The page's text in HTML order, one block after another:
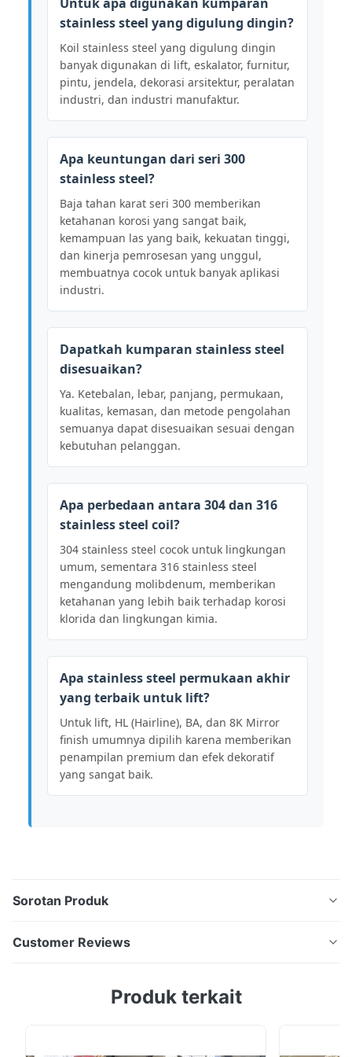
stainless steel yang digulung dingin?
Koil stainless steel yang digulung dingin
banyak digunakan di lift, eskalator, furnitur,
pintu, jendela, dekorasi arsitektur, peralatan
industri, dan industri manufaktur.
Apa keuntungan dari seri 300
stainless steel?
Baja tahan karat seri 300 memberikan
ketahanan korosi yang sangat baik,
kemampuan las yang baik, kekuatan tinggi,
dan kinerja pemrosesan yang unggul,
membuatnya cocok untuk banyak aplikasi
industri.
Dapatkah kumparan stainless steel
disesuaikan?
Ya. Ketebalan, lebar, panjang, permukaan,
kualitas, kemasan, dan metode pengolahan
semuanya dapat disesuaikan sesuai dengan
kebutuhan pelanggan.
Apa perbedaan antara 304 dan 316
stainless steel coil?
304 stainless steel cocok untuk lingkungan
umum, sementara 316 stainless steel
mengandung molibdenum, memberikan
ketahanan yang lebih baik terhadap korosi
klorida dan lingkungan kimia.
Apa stainless steel permukaan akhir
yang terbaik untuk lift?
Untuk lift, HL (Hairline), BA, dan 8K Mirror
finish umumnya dipilih karena memberikan
penampilan premium dan efek dekoratif
yang sangat baik.
Sorotan Produk
tahan karat berkualitas tinggi yang dirancang untuk
stainless steel memberikan kualitas permukaan yang
Customer Reviews
Based on 50 reviews recently
Produk terkait